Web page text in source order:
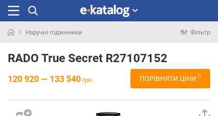
раніше
Наручні годинники Фільтр
RADO True Secret R27107152
120 920 — 133 540 грн. ПОРІВНЯТИ ЦІНИ 5